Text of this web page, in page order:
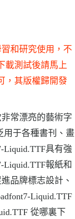
和研究使用，不
載測試後請馬上
，其版權歸開發
常漂亮的藝術字
用于各種書刊、畫
Liquid.TTF具有強
Liquid.TTF報紙和
品牌標志設計、
Liquid.TTF
從哪裏下